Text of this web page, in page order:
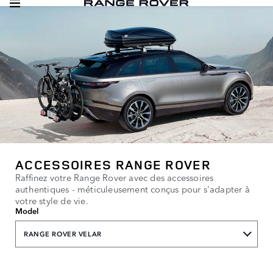
ACCESSOIRES RANGE ROVER
Raffinez votre Range Rover avec des accessoires
authentiques - méticuleusement conçus pour s'adapter à
votre style de vie.
Model
RANGE ROVER VELAR